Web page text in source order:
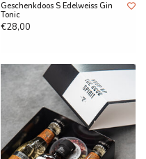
Geschenkdoos S Edelweiss Gin
Tonic
€28,00